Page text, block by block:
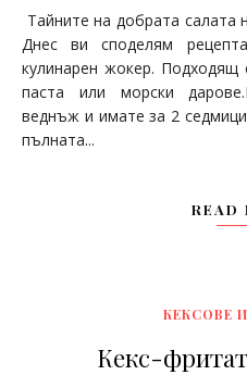
Тайните на добрата салата
Днес ви споделям
кулинарен жокер. Подходящ
паста или морски
веднъж и имате за 2
пълната...
READ
КЕКСОВЕ
Кекс-